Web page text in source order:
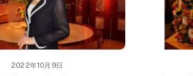
2022年10月9日